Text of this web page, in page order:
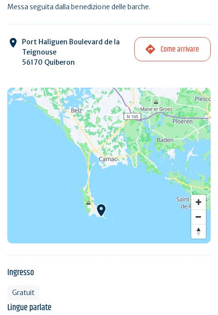
Messa seguita dalla benedizione delle barche.
Port Haliguen Boulevard de la
Teignouse
56170 Quiberon
Come arrivare
Ingresso
Gratuit
Lingue parlate